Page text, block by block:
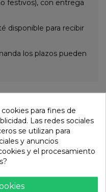
festivos), con entrega
disponible para recibir
los plazos pueden
la misma
para fines de
Las redes sociales
se utilizan para
y anuncios
y el procesamiento